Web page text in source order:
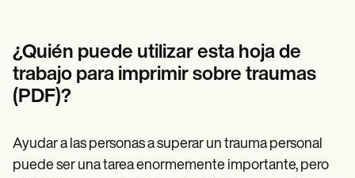
¿Quién puede utilizar esta hoja de
trabajo para imprimir sobre traumas
(PDF)?
Ayudar a las personas a superar un trauma personal
puede ser una tarea enormemente importante, pero